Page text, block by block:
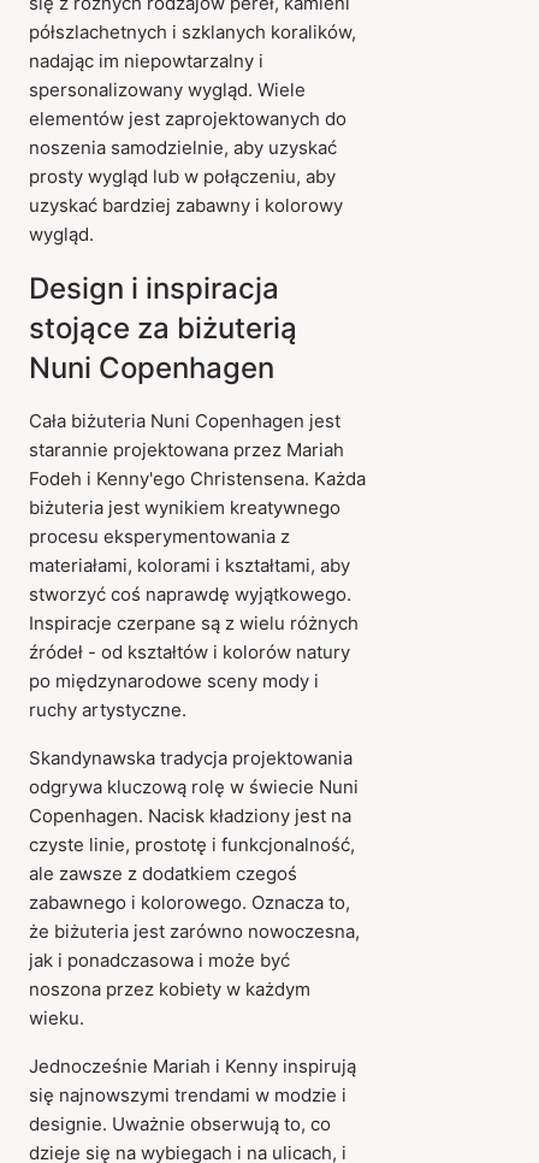
półszlachetnych i szklanych koralików,
nadając im niepowtarzalny i
spersonalizowany wygląd. Wiele
elementów jest zaprojektowanych do
noszenia samodzielnie, aby uzyskać
prosty wygląd lub w połączeniu, aby
uzyskać bardziej zabawny i kolorowy
wygląd.
Design i inspiracja
stojące za biżuterią
Nuni Copenhagen
Cała biżuteria Nuni Copenhagen jest
starannie projektowana przez Mariah
Fodeh i Kenny'ego Christensena. Każda
biżuteria jest wynikiem kreatywnego
procesu eksperymentowania z
materiałami, kolorami i kształtami, aby
stworzyć coś naprawdę wyjątkowego.
Inspiracje czerpane są z wielu różnych
źródeł - od kształtów i kolorów natury
po międzynarodowe sceny mody i
ruchy artystyczne.
Skandynawska tradycja projektowania
odgrywa kluczową rolę w świecie Nuni
Copenhagen. Nacisk kładziony jest na
czyste linie, prostotę i funkcjonalność,
ale zawsze z dodatkiem czegoś
zabawnego i kolorowego. Oznacza to,
że biżuteria jest zarówno nowoczesna,
jak i ponadczasowa i może być
noszona przez kobiety w każdym
wieku.
Jednocześnie Mariah i Kenny inspirują
się najnowszymi trendami w modzie i
designie. Uważnie obserwują to, co
dzieje się na wybiegach i na ulicach, i